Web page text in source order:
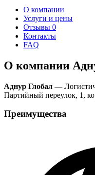
О компании
Услуги и цены
Отзывы 0
Контакты
FAQ
О компании
Аднур Глобал —
Партийный переулок, 1,
Преимущества